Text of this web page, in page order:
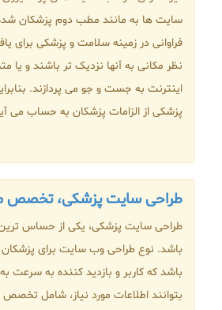
سایت ها به مانند مطب دوم پزشکان
فراوانی در زمینه سلامت و پزشکی برای
نظر مکانی به آنها نزدیک تر باشند و
اینترنت به جست و جو می پردازند.
پزشکی از الزامات پزشکان به حساب می
طراحی سایت پزشکی، تخصص
طراحی سایت پزشکی، یکی از حساس ترین
باشد. نوع طراحی وب سایت برای پزشکان
باشد که کاربر و بازدید کننده به
بتوانند اطلاعات مورد نیاز، شامل